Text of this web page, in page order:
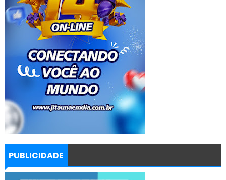
PUBLICIDADE